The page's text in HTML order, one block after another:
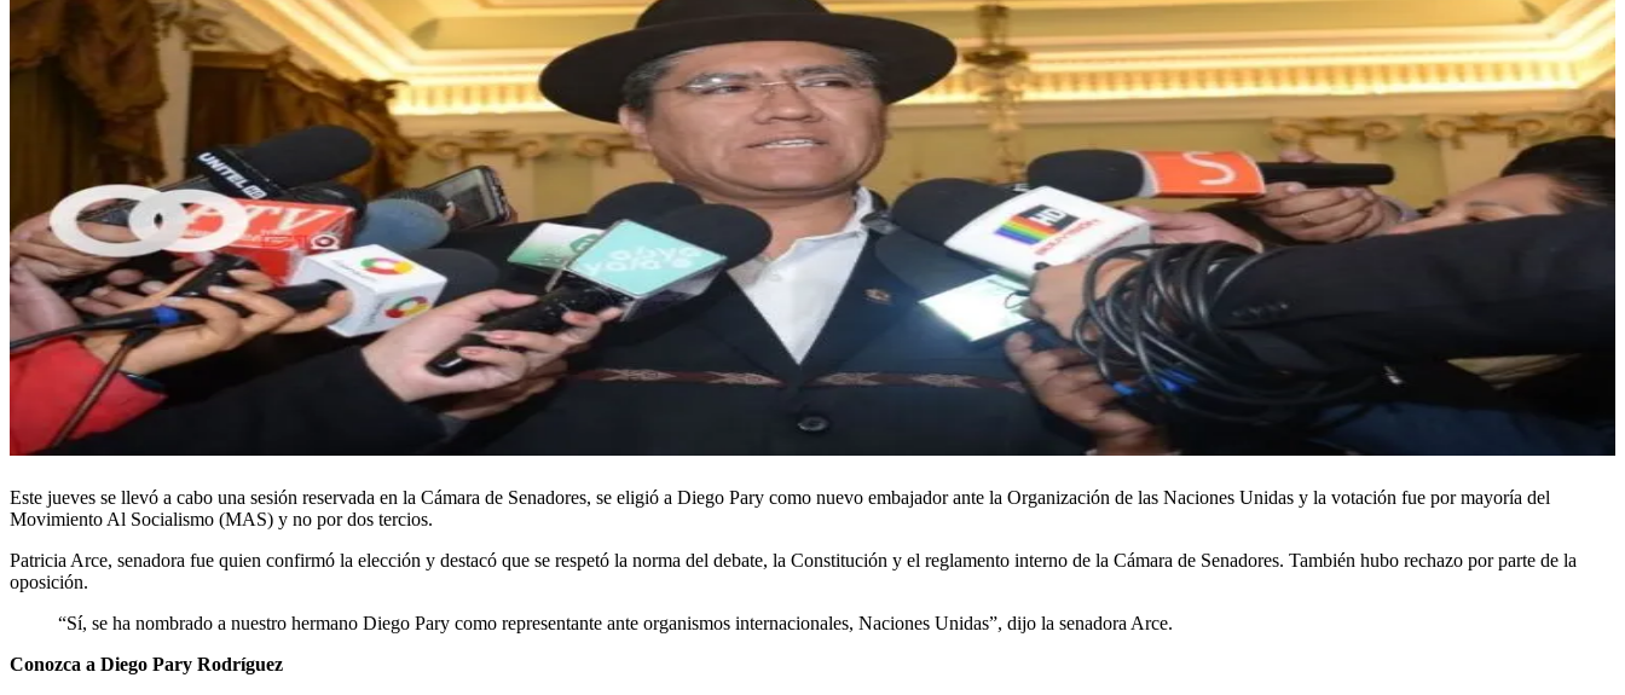
Este jueves se llevó a cabo una sesión reservada en la Cámara de Senadores, se eligió a Diego Pary como nuevo embajador ante la Organización de las Naciones Unidas y la votación fue por mayoría del
Movimiento Al Socialismo (MAS) y no por dos tercios.
Patricia Arce, senadora fue quien confirmó la elección y destacó que se respetó la norma del debate, la Constitución y el reglamento interno de la Cámara de Senadores. También hubo rechazo por parte de la
oposición.
“Sí, se ha nombrado a nuestro hermano Diego Pary como representante ante organismos internacionales, Naciones Unidas”, dijo la senadora Arce.
Conozca a Diego Pary Rodríguez